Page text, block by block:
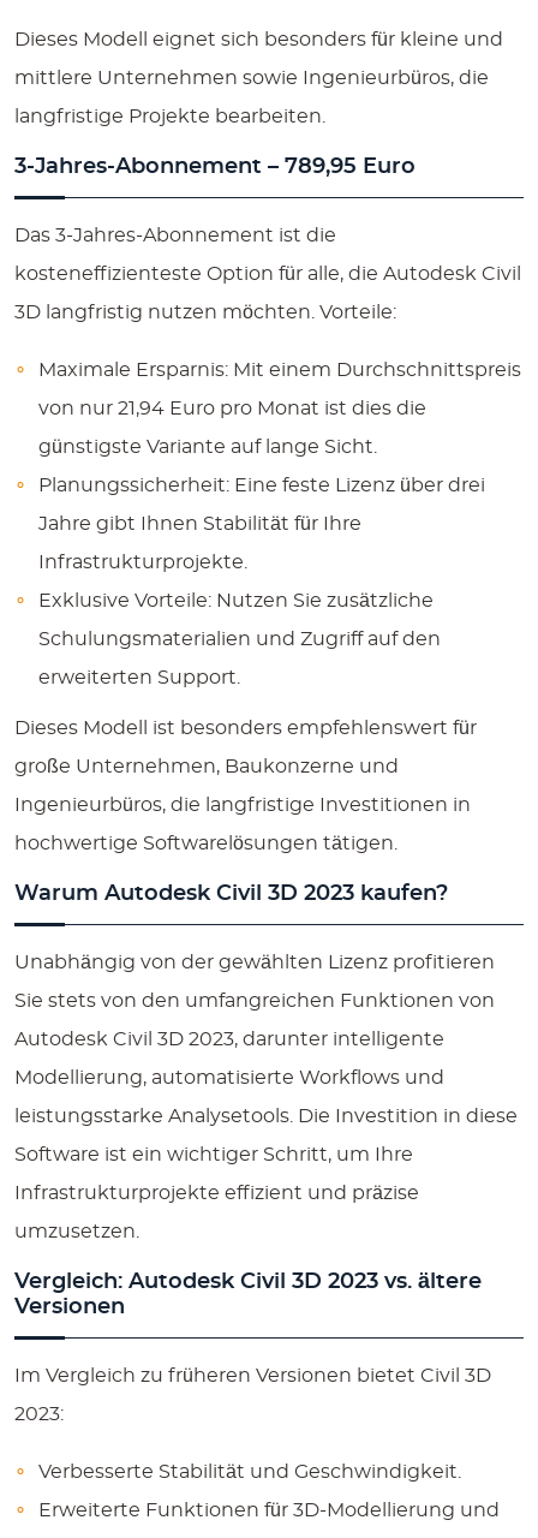
Dieses Modell eignet sich besonders für kleine und
mittlere Unternehmen sowie Ingenieurbüros, die
langfristige Projekte bearbeiten.
3-Jahres-Abonnement – 789,95 Euro
Das 3-Jahres-Abonnement ist die
kosteneffizienteste Option für alle, die Autodesk Civil
3D langfristig nutzen möchten. Vorteile:
Maximale Ersparnis: Mit einem Durchschnittspreis
von nur 21,94 Euro pro Monat ist dies die
günstigste Variante auf lange Sicht.
Planungssicherheit: Eine feste Lizenz über drei
Jahre gibt Ihnen Stabilität für Ihre
Infrastrukturprojekte.
Exklusive Vorteile: Nutzen Sie zusätzliche
Schulungsmaterialien und Zugriff auf den
erweiterten Support.
Dieses Modell ist besonders empfehlenswert für
große Unternehmen, Baukonzerne und
Ingenieurbüros, die langfristige Investitionen in
hochwertige Softwarelösungen tätigen.
Warum Autodesk Civil 3D 2023 kaufen?
Unabhängig von der gewählten Lizenz profitieren
Sie stets von den umfangreichen Funktionen von
Autodesk Civil 3D 2023, darunter intelligente
Modellierung, automatisierte Workflows und
leistungsstarke Analysetools. Die Investition in diese
Software ist ein wichtiger Schritt, um Ihre
Infrastrukturprojekte effizient und präzise
umzusetzen.
Vergleich: Autodesk Civil 3D 2023 vs. ältere
Versionen
Im Vergleich zu früheren Versionen bietet Civil 3D
2023:
Verbesserte Stabilität und Geschwindigkeit.
Erweiterte Funktionen für 3D-Modellierung und